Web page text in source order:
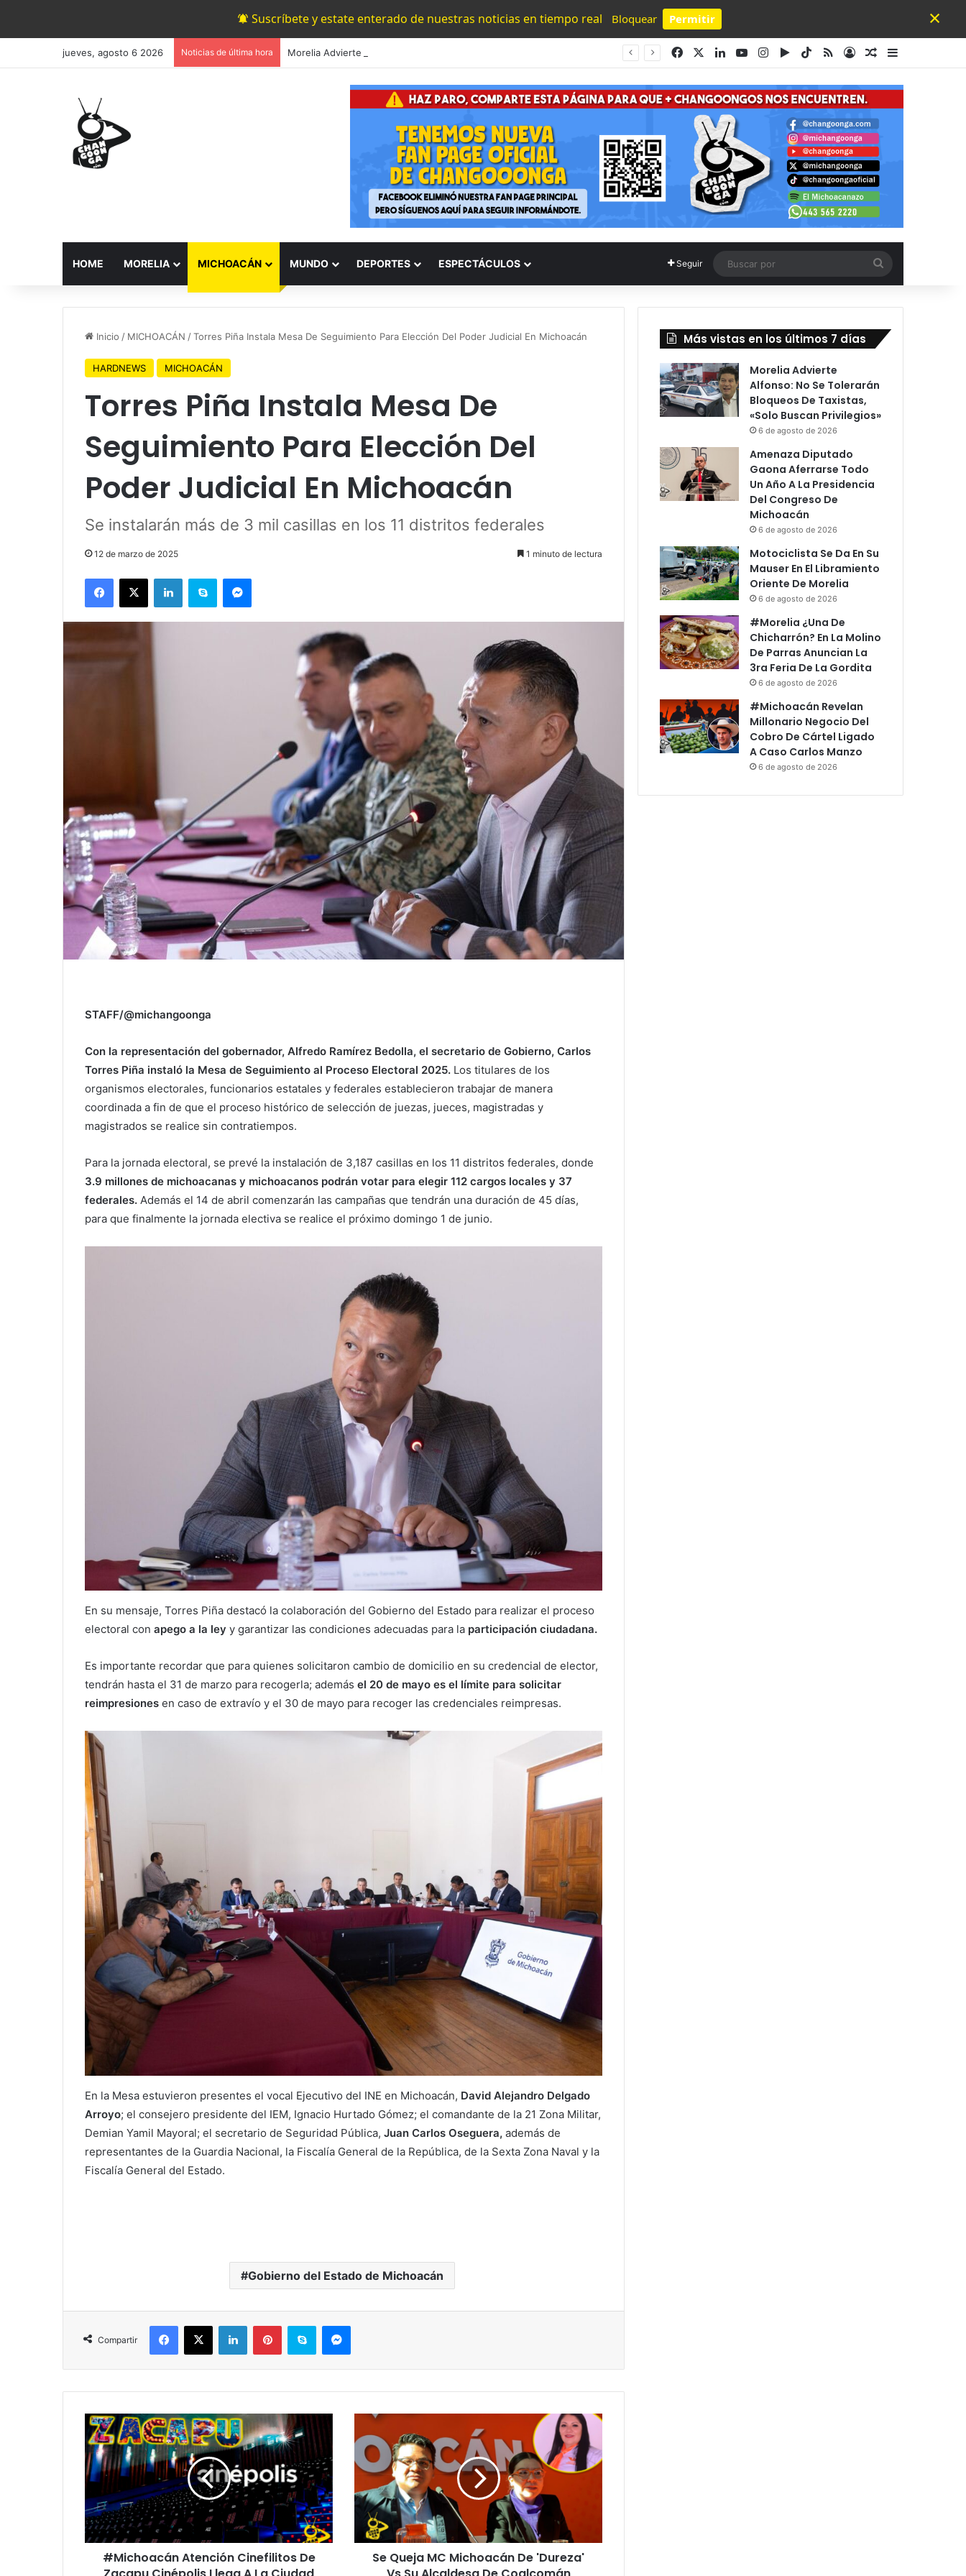
Suscríbete y estate enterado de nuestras noticias en tiempo real Bloquear Permitir
Powered by SendPulse
×
jueves, agosto 6 2026 Noticias de última hora FacebookLinkedInYouTubeInstagram
Google Play
TikTok
RSSAccesoPublicación al
Barra lateral
HOME MORELIA MICHOACÁN MUNDO DEPORTES ESPECTÁCULOS Seguir
por
Inicio / MICHOACÁN /Torres Piña Instala Mesa De Seguimiento Para Elección Del Poder Judicial En Michoacán
HARDNEWS MICHOACÁN
Torres Piña Instala Mesa De
Seguimiento Para Elección Del
Poder Judicial En Michoacán
Se instalarán más de 3 mil casillas en los 11 distritos federales
12 de marzo de 2025 1 minuto de lectura
Facebook
X LinkedInSkype Messenger
STAFF/@michangoonga
Con la representación del gobernador, Alfredo Ramírez Bedolla, el secretario de Gobierno, Carlos
Torres Piña instaló la Mesa de Seguimiento al Proceso Electoral 2025. Los titulares de los
organismos electorales, funcionarios estatales y federales establecieron trabajar de manera
coordinada a fin de que el proceso histórico de selección de juezas, jueces, magistradas y
magistrados se realice sin contratiempos.
Para la jornada electoral, se prevé la instalación de 3,187 casillas en los 11 distritos federales, donde
3.9 millones de michoacanas y michoacanos podrán votar para elegir 112 cargos locales y 37
federales. Además el 14 de abril comenzarán las campañas que tendrán una duración de 45 días,
para que finalmente la jornada electiva se realice el próximo domingo 1 de junio.
En su mensaje, Torres Piña destacó la colaboración del Gobierno del Estado para realizar el proceso
electoral con apego a la ley y garantizar las condiciones adecuadas para la participación ciudadana.
Es importante recordar que para quienes solicitaron cambio de domicilio en su credencial de elector,
tendrán hasta el 31 de marzo para recogerla; además el 20 de mayo es el límite para solicitar
reimpresiones en caso de extravío y el 30 de mayo para recoger las credenciales reimpresas.
En la Mesa estuvieron presentes el vocal Ejecutivo del INE en Michoacán, David Alejandro Delgado
Arroyo; el consejero presidente del IEM, Ignacio Hurtado Gómez; el comandante de la 21 Zona Militar,
Demian Yamil Mayoral; el secretario de Seguridad Pública, Juan Carlos Oseguera, además de
representantes de la Guardia Nacional, la Fiscalía General de la República, de la Sexta Zona Naval y la
Fiscalía General del Estado.
Gobierno del Estado de Michoacán
Compartir
Facebook
X LinkedInPinterestSkype Messenger
#Michoacán
Atención
Cinefilitos
De
Zacapu
Cinépolis
Llega
A
La
Ciudad#Michoacán Atención Cinefilitos De
Queja
MC
Michoacán
'Dureza'
Alcaldesa
Coalcomán
Se Queja MC Michoacán De 'Dureza'
Más vistas en los últimos 7 días
Morelia Advierte
Alfonso: No Se Tolerarán
Bloqueos De Taxistas,
«Solo Buscan Privilegios»
6 de agosto de 2026
Amenaza Diputado
Gaona Aferrarse Todo
Un Año A La Presidencia
Del Congreso De
Michoacán
6 de agosto de 2026
Motociclista Se Da En Su
Mauser En El Libramiento
Oriente De Morelia
6 de agosto de 2026
#Morelia ¿Una De
Chicharrón? En La Molino
De Parras Anuncian La
3ra Feria De La Gordita
6 de agosto de 2026
#Michoacán Revelan
Millonario Negocio Del
Cobro De Cártel Ligado
A Caso Carlos Manzo
6 de agosto de 2026